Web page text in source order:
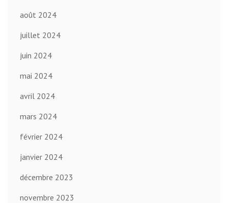
août 2024
juillet 2024
juin 2024
mai 2024
avril 2024
mars 2024
février 2024
janvier 2024
décembre 2023
novembre 2023